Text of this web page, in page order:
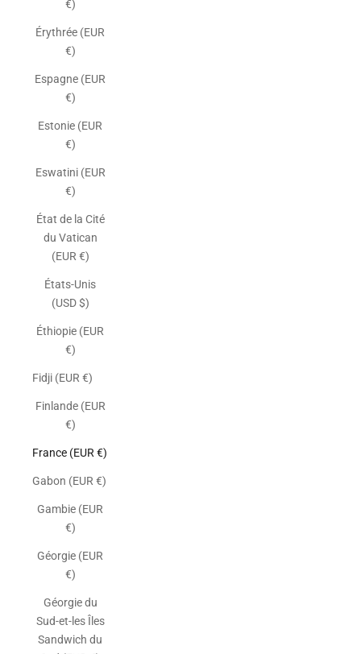
€)
Érythrée (EUR
€)
Espagne (EUR
€)
Estonie (EUR
€)
Eswatini (EUR
€)
État de la Cité
du Vatican
(EUR €)
États-Unis
(USD $)
Éthiopie (EUR
€)
Fidji (EUR €)
Finlande (EUR
€)
France (EUR €)
Gabon (EUR €)
Gambie (EUR
€)
Géorgie (EUR
€)
Géorgie du
Sud-et-les Îles
Sandwich du